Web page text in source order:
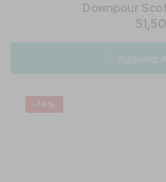
Downpour
Aggiungi
-14%